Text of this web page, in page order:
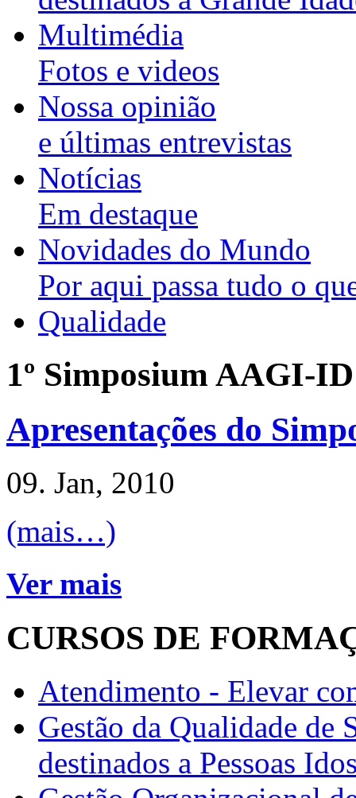
Multimédia
Fotos e videos
Nossa opinião
e últimas entrevistas
Notícias
Em destaque
Novidades do Mundo
Por aqui passa tudo o
Qualidade
1º Simposium AAGI-ID
Apresentações do
09. Jan, 2010
(mais…)
Ver mais
CURSOS DE
Atendimento - Elevar
Gestão da Qualidade de
destinados a Pessoas